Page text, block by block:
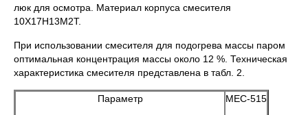
люк для осмотра. Материал корпуса смесителя
10Х17Н13М2Т.
При использовании смесителя для подогрева массы паром
оптимальная концентрация массы около 12 %. Техническая
характеристика смесителя представлена в табл. 2.
Параметр МЕС-515